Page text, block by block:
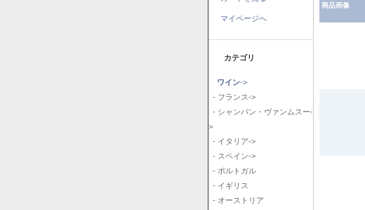
マイページへ
カテゴリ
ワイン->
- フランス->
- シャンパン・ヴァンムスー-
>
- イタリア->
- スペイン->
- ポルトガル
- イギリス
- オーストリア
商品画像